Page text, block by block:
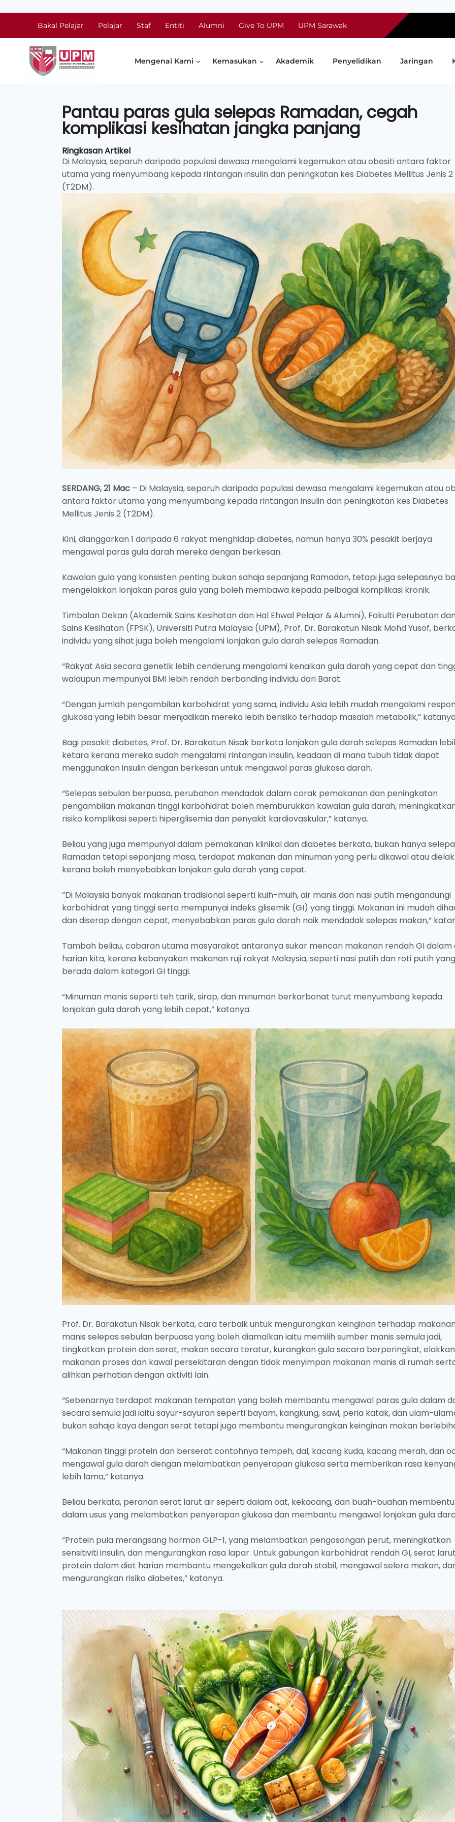
Bakal Pelajar Pelajar Staf Entiti Alumni Give To UPM UPM Sarawak
Mengenai Kami Kemasukan Akademik Penyelidikan Jaringan
Pantau paras gula selepas Ramadan, cegah
komplikasi kesihatan jangka panjang
Ringkasan Artikel
Di Malaysia, separuh daripada populasi dewasa mengalami kegemukan atau obesiti antara faktor
utama yang menyumbang kepada rintangan insulin dan peningkatan kes Diabetes Mellitus Jenis 2
(T2DM).
SERDANG, 21 Mac – Di Malaysia, separuh daripada populasi dewasa mengalami kegemukan atau
antara faktor utama yang menyumbang kepada rintangan insulin dan peningkatan kes Diabetes
Mellitus Jenis 2 (T2DM).
Kini, dianggarkan 1 daripada 6 rakyat menghidap diabetes, namun hanya 30% pesakit berjaya
mengawal paras gula darah mereka dengan berkesan.
Kawalan gula yang konsisten penting bukan sahaja sepanjang Ramadan, tetapi juga selepasnya
mengelakkan lonjakan paras gula yang boleh membawa kepada pelbagai komplikasi kronik.
Timbalan Dekan (Akademik Sains Kesihatan dan Hal Ehwal Pelajar & Alumni), Fakulti Perubatan
Sains Kesihatan (FPSK), Universiti Putra Malaysia (UPM), Prof. Dr. Barakatun Nisak Mohd Yusof,
individu yang sihat juga boleh mengalami lonjakan gula darah selepas Ramadan.
“Rakyat Asia secara genetik lebih cenderung mengalami kenaikan gula darah yang cepat dan
walaupun mempunyai BMI lebih rendah berbanding individu dari Barat.
“Dengan jumlah pengambilan karbohidrat yang sama, individu Asia lebih mudah mengalami
glukosa yang lebih besar menjadikan mereka lebih berisiko terhadap masalah metabolik,”
Bagi pesakit diabetes, Prof. Dr. Barakatun Nisak berkata lonjakan gula darah selepas Ramadan
ketara kerana mereka sudah mengalami rintangan insulin, keadaan di mana tubuh tidak dapat
menggunakan insulin dengan berkesan untuk mengawal paras glukosa darah.
“Selepas sebulan berpuasa, perubahan mendadak dalam corak pemakanan dan peningkatan
pengambilan makanan tinggi karbohidrat boleh memburukkan kawalan gula darah,
risiko komplikasi seperti hiperglisemia dan penyakit kardiovaskular,” katanya.
Beliau yang juga mempunyai dalam pemakanan klinikal dan diabetes berkata, bukan hanya
Ramadan tetapi sepanjang masa, terdapat makanan dan minuman yang perlu dikawal atau
kerana boleh menyebabkan lonjakan gula darah yang cepat.
“Di Malaysia banyak makanan tradisional seperti kuih-muih, air manis dan nasi putih mengandungi
karbohidrat yang tinggi serta mempunyai indeks glisemik (GI) yang tinggi. Makanan ini mudah
dan diserap dengan cepat, menyebabkan paras gula darah naik mendadak selepas makan,”
Tambah beliau, cabaran utama masyarakat antaranya sukar mencari makanan rendah GI dalam
harian kita, kerana kebanyakan makanan ruji rakyat Malaysia, seperti nasi putih dan roti putih yang
berada dalam kategori GI tinggi.
“Minuman manis seperti teh tarik, sirap, dan minuman berkarbonat turut menyumbang kepada
lonjakan gula darah yang lebih cepat,” katanya.
Prof. Dr. Barakatun Nisak berkata, cara terbaik untuk mengurangkan keinginan terhadap
manis selepas sebulan berpuasa yang boleh diamalkan iaitu memilih sumber manis semula jadi,
tingkatkan protein dan serat, makan secara teratur, kurangkan gula secara berperingkat, elakkan
makanan proses dan kawal persekitaran dengan tidak menyimpan makanan manis di rumah
alihkan perhatian dengan aktiviti lain.
“Sebenarnya terdapat makanan tempatan yang boleh membantu mengawal paras gula dalam
secara semula jadi iaitu sayur-sayuran seperti bayam, kangkung, sawi, peria katak, dan ulam-
bukan sahaja kaya dengan serat tetapi juga membantu mengurangkan keinginan makan
“Makanan tinggi protein dan berserat contohnya tempeh, dal, kacang kuda, kacang merah, dan
mengawal gula darah dengan melambatkan penyerapan glukosa serta memberikan rasa
lebih lama,” katanya.
Beliau berkata, peranan serat larut air seperti dalam oat, kekacang, dan buah-buahan
dalam usus yang melambatkan penyerapan glukosa dan membantu mengawal lonjakan gula
“Protein pula merangsang hormon GLP-1, yang melambatkan pengosongan perut, meningkatkan
sensitiviti insulin, dan mengurangkan rasa lapar. Untuk gabungan karbohidrat rendah GI, serat
protein dalam diet harian membantu mengekalkan gula darah stabil, mengawal selera makan,
mengurangkan risiko diabetes,” katanya.